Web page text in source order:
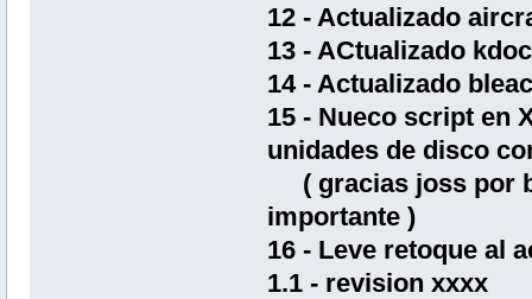
12 - Actualizado
13 - ACtualizado
14 - Actualizado
15 - Nueco script en
unidades de disco
( gracias joss por
importante )
16 - Leve retoque al
1.1 - revision xxxx